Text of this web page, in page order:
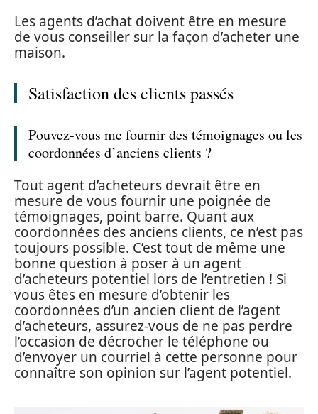
Les agents d’achat doivent être en mesure
de vous conseiller sur la façon d’acheter une
maison.
Satisfaction des clients passés
Pouvez-vous me fournir des témoignages ou les
coordonnées d’anciens clients ?
Tout agent d’acheteurs devrait être en
mesure de vous fournir une poignée de
témoignages, point barre. Quant aux
coordonnées des anciens clients, ce n’est pas
toujours possible. C’est tout de même une
bonne question à poser à un agent
d’acheteurs potentiel lors de l’entretien ! Si
vous êtes en mesure d’obtenir les
coordonnées d’un ancien client de l’agent
d’acheteurs, assurez-vous de ne pas perdre
l’occasion de décrocher le téléphone ou
d’envoyer un courriel à cette personne pour
connaître son opinion sur l’agent potentiel.